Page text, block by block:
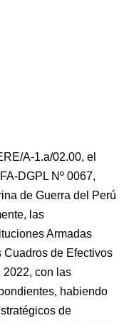
A-1.a/02.00, el
DGPL Nº 0067,
de Guerra del Perú
las
Armadas
de Efectivos
2022, con las
habiendo
de